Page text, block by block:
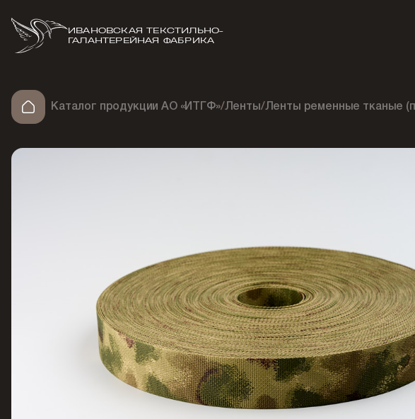
ИВАНОВСКАЯ ТЕКСТИЛЬНО-
ГАЛАНТЕРЕЙНАЯ ФАБРИКА
Каталог продукции АО «ИТГФ»/Ленты /Ленты ременные тканые